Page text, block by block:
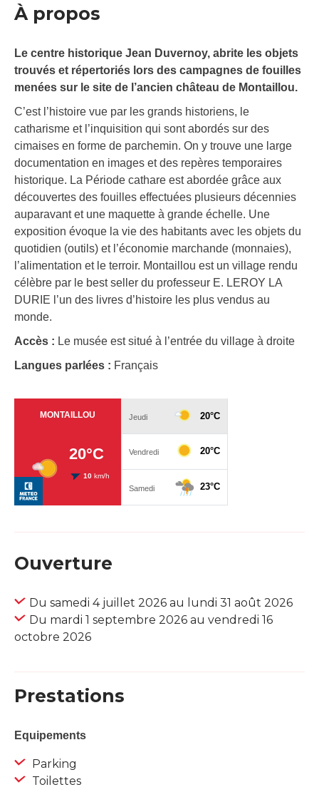
À propos
Le centre historique Jean Duvernoy, abrite les objets
trouvés et répertoriés lors des campagnes de fouilles
menées sur le site de l’ancien château de Montaillou.
C’est l’histoire vue par les grands historiens, le
catharisme et l’inquisition qui sont abordés sur des
cimaises en forme de parchemin. On y trouve une large
documentation en images et des repères temporaires
historique. La Période cathare est abordée grâce aux
découvertes des fouilles effectuées plusieurs décennies
auparavant et une maquette à grande échelle. Une
exposition évoque la vie des habitants avec les objets du
quotidien (outils) et l’économie marchande (monnaies),
l’alimentation et le terroir. Montaillou est un village rendu
célèbre par le best seller du professeur E. LEROY LA
DURIE l’un des livres d’histoire les plus vendus au
monde.
Accès : Le musée est situé à l’entrée du village à droite
Langues parlées : Français
Ouverture
Du samedi 4 juillet 2026 au lundi 31 août 2026
Du mardi 1 septembre 2026 au vendredi 16
octobre 2026
Prestations
Equipements
Parking
Toilettes